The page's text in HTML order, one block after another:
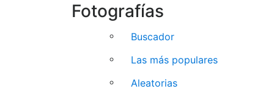
Fotografías
Buscador
Las más populares
Aleatorias